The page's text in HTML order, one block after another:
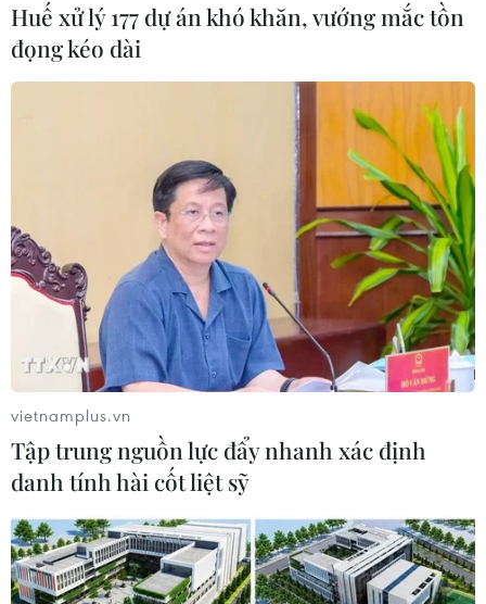
Ngay trong đêm, bà Bình và mọi người trong nhà chuẩn bị một
số đồ đạc thiết yếu đến nhà người thân ở tạm. Theo bà Bình,
sau 1-2 ngày xảy ra sự cố phun trào bùn, tại ngõ 7 phố Giang
Văn Minh bắt đầu xuất hiện những vết nứt trên mặt đường và
tường nhà. (Ảnh: Minh Sơn/Vietnam+)
Huế xử lý 177 dự án khó khăn, vướng mắc tồn
đọng kéo dài
vietnamplus.vn
Tập trung nguồn lực đẩy nhanh xác định
danh tính hài cốt liệt sỹ